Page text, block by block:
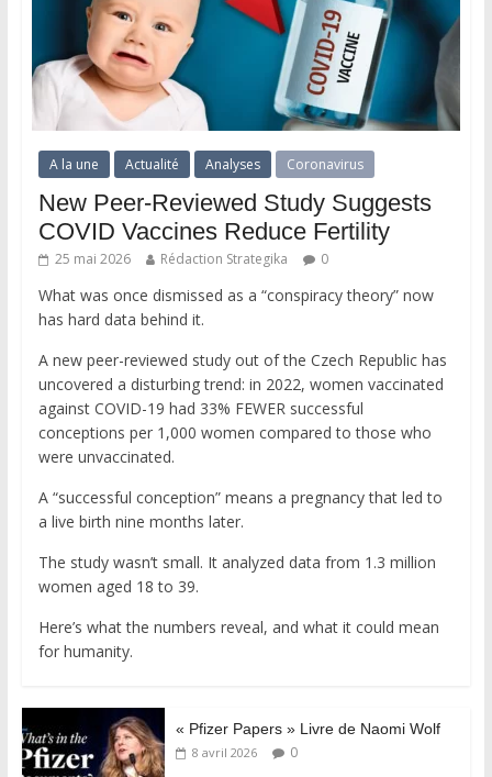
A la une Actualité Analyses Coronavirus
New Peer-Reviewed Study Suggests
COVID Vaccines Reduce Fertility
25 mai 2026 Rédaction Strategika 0
What was once dismissed as a “conspiracy theory” now
has hard data behind it.
A new peer-reviewed study out of the Czech Republic has
uncovered a disturbing trend: in 2022, women vaccinated
against COVID-19 had 33% FEWER successful
conceptions per 1,000 women compared to those who
were unvaccinated.
A “successful conception” means a pregnancy that led to
a live birth nine months later.
The study wasn’t small. It analyzed data from 1.3 million
women aged 18 to 39.
Here’s what the numbers reveal, and what it could mean
for humanity.
« Pfizer Papers » Livre de Naomi Wolf
8 avril 2026 0